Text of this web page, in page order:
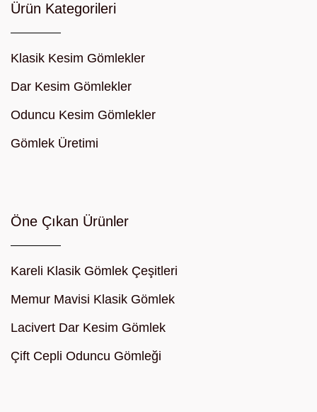
Ürün Kategorileri
Klasik Kesim Gömlekler
Dar Kesim Gömlekler
Oduncu Kesim Gömlekler
Gömlek Üretimi
Öne Çıkan Ürünler
Kareli Klasik Gömlek Çeşitleri
Memur Mavisi Klasik Gömlek
Lacivert Dar Kesim Gömlek
Çift Cepli Oduncu Gömleği